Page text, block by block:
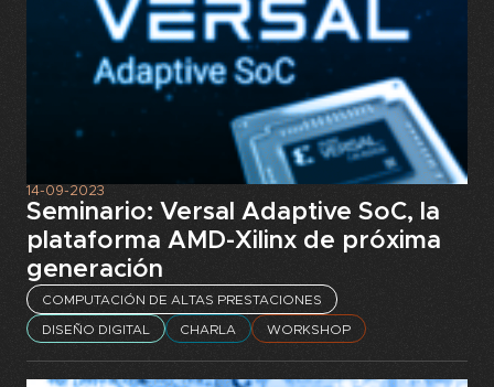
14-09-2023
Seminario: Versal Adaptive SoC, la
plataforma AMD-Xilinx de próxima
generación
COMPUTACIÓN DE ALTAS PRESTACIONES
DISEÑO DIGITAL CHARLA WORKSHOP